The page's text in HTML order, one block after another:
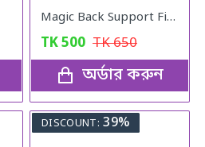
Magic Back Support Five Minutes ADay
TK500 TK650
অর্ডার করুন
DISCOUNT: 39%